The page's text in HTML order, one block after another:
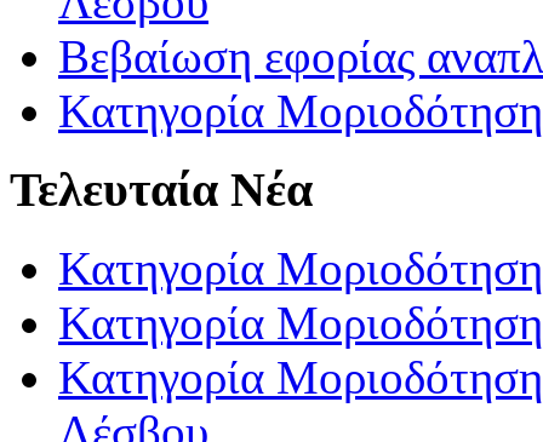
Βεβαίωση εφορίας
Κατηγορία
Τελευταία Νέα
Κατηγορία
Κατηγορία
Κατηγορία
Λέσβου